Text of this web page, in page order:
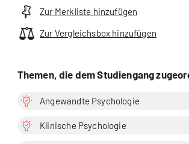
Zur Merkliste hinzufügen
Zur Vergleichsbox hinzufügen
Themen, die dem Studiengang
Angewandte Psychologie
Klinische Psychologie